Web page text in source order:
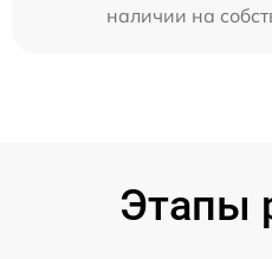
наличии на
Этапы